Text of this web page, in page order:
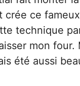
crée ce fameux
technique
mon four.
été aussi